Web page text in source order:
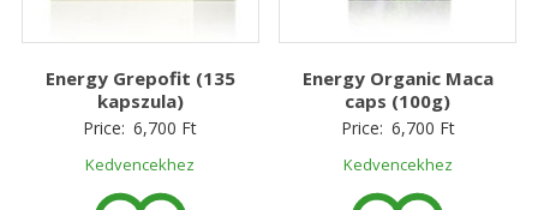
Energy Grepofit (135
kapszula)
Price: 6,700 Ft
Kedvencekhez
Energy Organic Maca
caps (100g)
Price: 6,700 Ft
Kedvencekhez